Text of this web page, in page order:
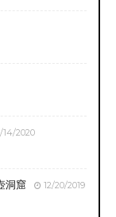
14/2020
洞窟 12/20/2019